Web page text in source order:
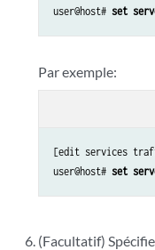
user@host# set
Par exemple:
[edit services
user@host# set
(Facultatif)